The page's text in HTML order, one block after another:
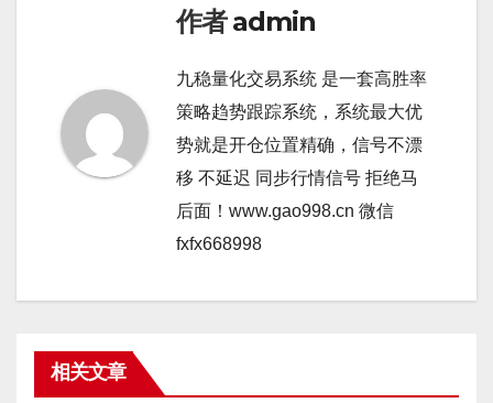
作者admin
九稳量化交易系统 是一套高胜率
策略趋势跟踪系统，系统最大优
势就是开仓位置精确，信号不漂
移 不延迟 同步行情信号 拒绝马
后面！www.gao998.cn 微信
fxfx668998
相关文章